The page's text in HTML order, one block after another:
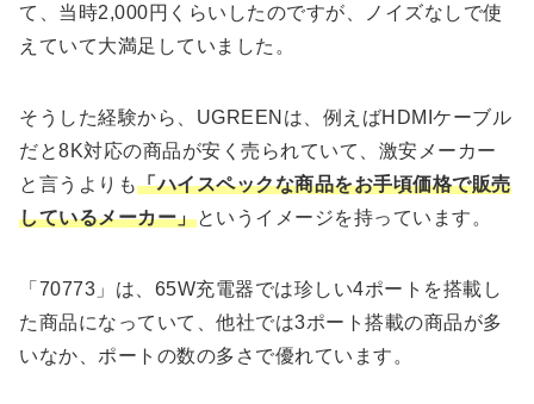
て、当時2,000円くらいしたのですが、ノイズなしで使
えていて大満足していました。
そうした経験から、UGREENは、例えばHDMIケーブル
だと8K対応の商品が安く売られていて、激安メーカー
と言うよりも「ハイスペックな商品をお手頃価格で販売
しているメーカー」というイメージを持っています。
「70773」は、65W充電器では珍しい4ポートを搭載し
た商品になっていて、他社では3ポート搭載の商品が多
いなか、ポートの数の多さで優れています。